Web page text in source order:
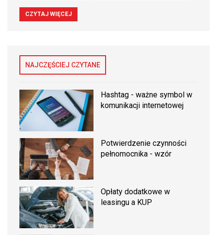
CZYTAJ WIĘCEJ
NAJCZĘŚCIEJ CZYTANE
Hashtag - ważne symbol w
komunikacji internetowej
Potwierdzenie czynności
pełnomocnika - wzór
Opłaty dodatkowe w
leasingu a KUP